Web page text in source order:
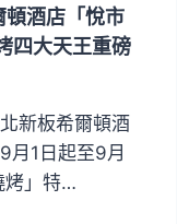
酒店「悅市
四大天王重磅
新板希爾頓酒
月1日起至9月
烤」特…